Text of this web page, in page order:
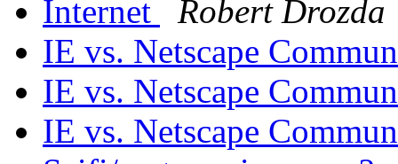
Internet
Robert Drozda
IE vs. Netscape
IE vs. Netscape
IE vs. Netscape